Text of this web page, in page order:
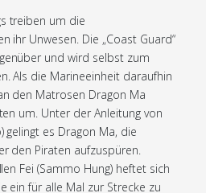
treiben um die
ihr Unwesen. Die „Coast Guard“
und wird selbst zum
Als die Marineeinheit daraufhin
den Matrosen Dragon Ma
um. Unter der Anleitung von
gelingt es Dragon Ma, die
den Piraten aufzuspüren.
Fei (Sammo Hung) heftet sich
ein für alle Mal zur Strecke zu